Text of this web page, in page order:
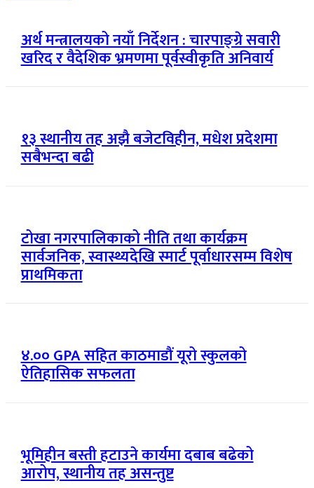
अर्थ मन्त्रालयको नयाँ निर्देशन : चारपाङ्ग्रे सवारी
खरिद र वैदेशिक भ्रमणमा पूर्वस्वीकृति अनिवार्य
१३ स्थानीय तह अझै बजेटविहीन, मधेश प्रदेशमा
सबैभन्दा बढी
टोखा नगरपालिकाको नीति तथा कार्यक्रम
सार्वजनिक, स्वास्थ्यदेखि स्मार्ट पूर्वाधारसम्म विशेष
प्राथमिकता
४.०० GPA सहित काठमाडौं यूरो स्कुलको
ऐतिहासिक सफलता
भूमिहीन बस्ती हटाउने कार्यमा दबाब बढेको
आरोप, स्थानीय तह असन्तुष्ट